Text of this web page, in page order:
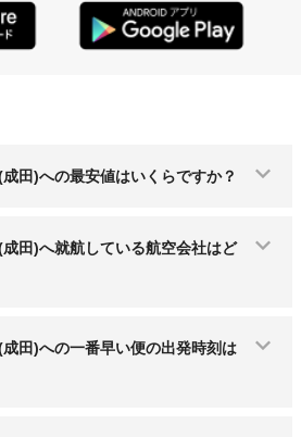
田)への最安値はいくらですか？
田)へ就航している航空会社はど
田)への一番早い便の出発時刻は